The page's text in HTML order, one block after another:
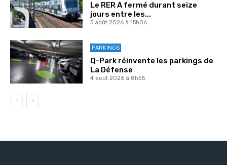
Le RER A fermé durant seize
jours entre les...
5 août 2026 à 15h06
PARKINGS
Q-Park réinvente les parkings de
La Défense
4 août 2026 à 8h58